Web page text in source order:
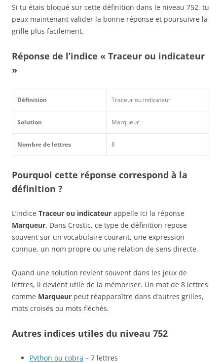
Si tu étais bloqué sur cette définition dans le niveau 752, tu
peux maintenant valider la bonne réponse et poursuivre la
grille plus facilement.
Réponse de l’indice « Traceur ou indicateur
»
Définition Traceur ou indicateur
Solution Marqueur
Nombre de lettres 8
Pourquoi cette réponse correspond à la
définition ?
L’indice Traceur ou indicateur appelle ici la réponse
Marqueur. Dans Crostic, ce type de définition repose
souvent sur un vocabulaire courant, une expression
connue, un nom propre ou une relation de sens directe.
Quand une solution revient souvent dans les jeux de
lettres, il devient utile de la mémoriser. Un mot de 8 lettres
comme Marqueur peut réapparaître dans d’autres grilles,
mots croisés ou mots fléchés.
Autres indices utiles du niveau 752
Python ou cobra – 7 lettres